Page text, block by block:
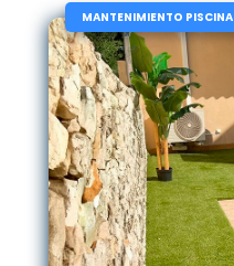
| MANTENIMIENTO PISCINA